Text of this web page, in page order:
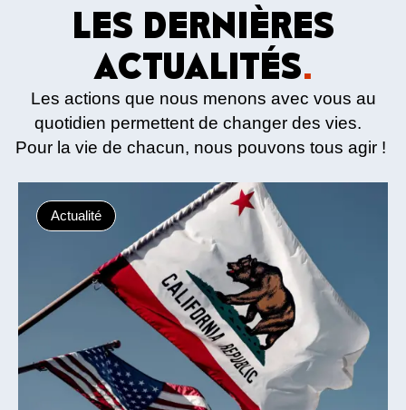
LES DERNIÈRES
ACTUALITÉS.
Les actions que nous menons avec vous au
quotidien permettent de changer des vies.
Pour la vie de chacun, nous pouvons tous agir !
Actualité